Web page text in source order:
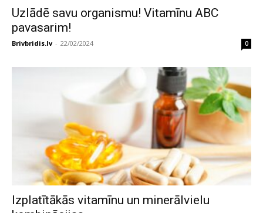
Uzlādē savu organismu! Vitamīnu ABC
pavasarim!
Brivbridis.lv - 22/02/2024 0
Izplatītākās vitamīnu un minerālvielu